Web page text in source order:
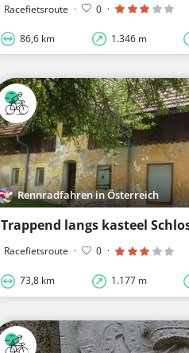
Racefietsroute · 0 ·
86,6 km 1.346 m
Rennradfahren in Österreich
Trappend langs kasteel
Racefietsroute · 0 ·
73,8 km 1.177 m